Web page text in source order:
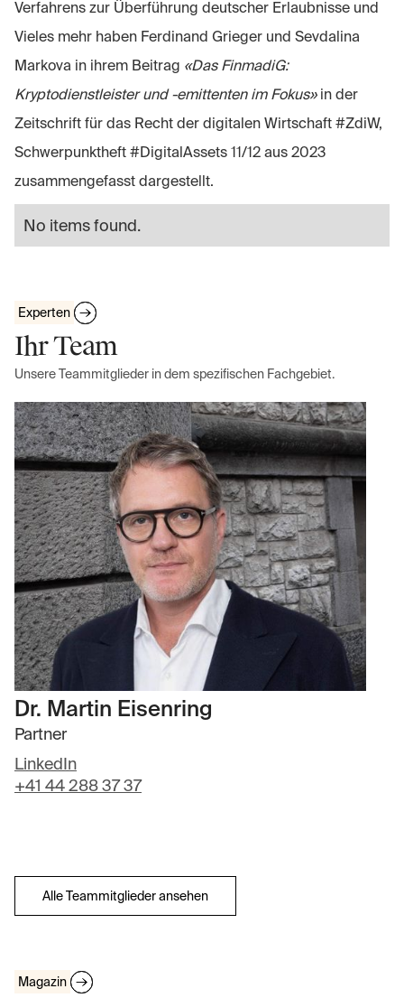
Verfahrens zur Überführung deutscher Erlaubnisse und
Vieles mehr haben Ferdinand Grieger und Sevdalina
Markova in ihrem Beitrag «Das FinmadiG:
Kryptodienstleister und -emittenten im Fokus»in der
Zeitschrift für das Recht der digitalen Wirtschaft #ZdiW,
Schwerpunktheft #DigitalAssets 11/12 aus 2023
zusammengefasst dargestellt.
No items found.
Experten
Ihr Team
Unsere Teammitglieder in dem spezifischen Fachgebiet.
Dr. Martin Eisenring
Partner
LinkedIn
+41 44 288 37 37
Alle Teammitglieder ansehen
Magazin